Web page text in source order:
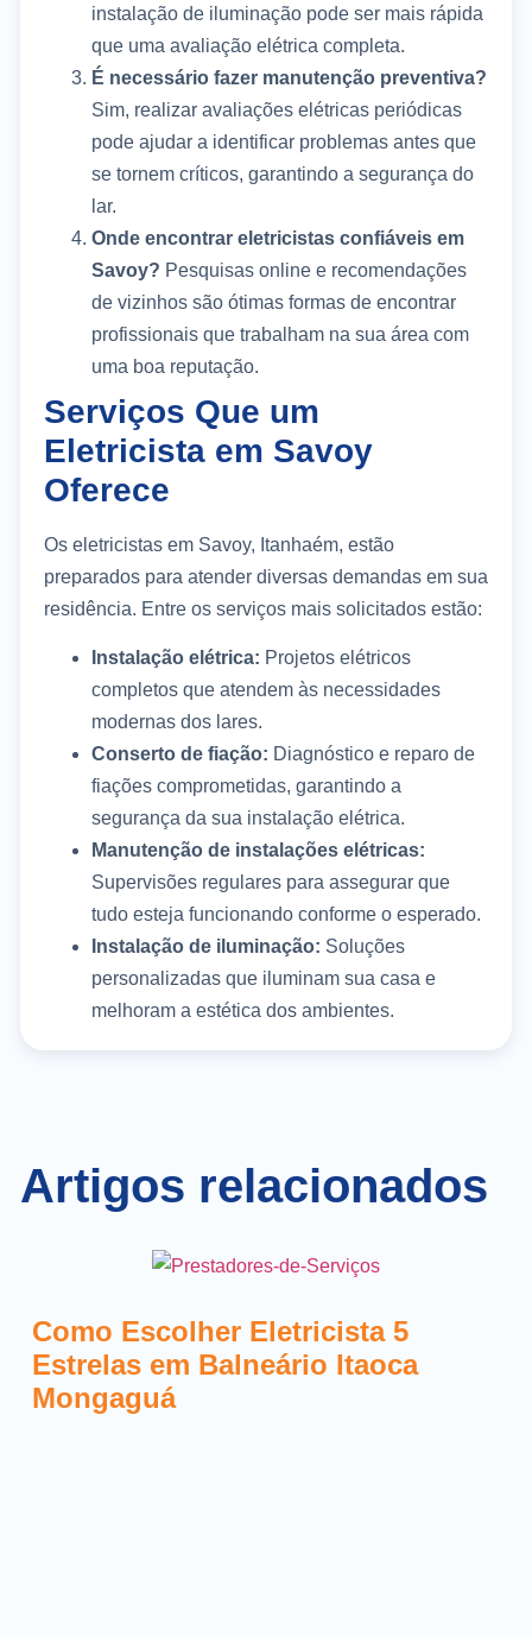
instalação de iluminação pode ser mais rápida
que uma avaliação elétrica completa.
É necessário fazer manutenção preventiva?
Sim, realizar avaliações elétricas periódicas
pode ajudar a identificar problemas antes que
se tornem críticos, garantindo a segurança do
lar.
Onde encontrar eletricistas confiáveis em
Savoy? Pesquisas online e recomendações
de vizinhos são ótimas formas de encontrar
profissionais que trabalham na sua área com
uma boa reputação.
Serviços Que um
Eletricista em Savoy
Oferece
Os eletricistas em Savoy, Itanhaém, estão
preparados para atender diversas demandas em sua
residência. Entre os serviços mais solicitados estão:
Instalação elétrica: Projetos elétricos
completos que atendem às necessidades
modernas dos lares.
Conserto de fiação: Diagnóstico e reparo de
fiações comprometidas, garantindo a
segurança da sua instalação elétrica.
Manutenção de instalações elétricas:
Supervisões regulares para assegurar que
tudo esteja funcionando conforme o esperado.
Instalação de iluminação: Soluções
personalizadas que iluminam sua casa e
melhoram a estética dos ambientes.
Artigos relacionados
Como Escolher Eletricista 5
Estrelas em Balneário Itaoca
Mongaguá